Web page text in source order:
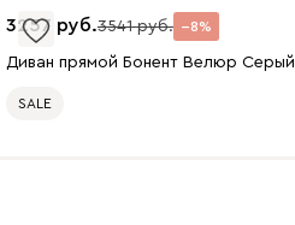
Ланза
3257 3541 8
Диван прямой Бонент Велюр Серый
SALE